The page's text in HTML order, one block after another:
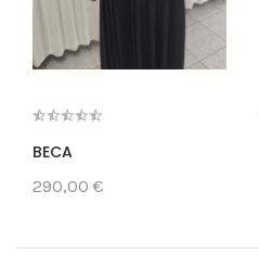
BECA
290,00 €